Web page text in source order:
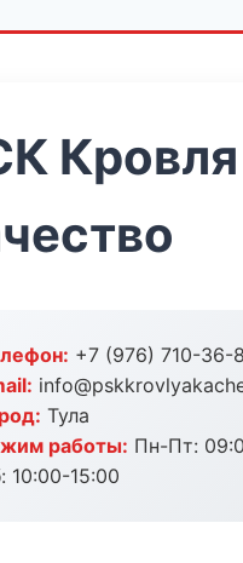
Кровля
+7 (976) 710-36-
Тула
работы: Пн-Пт:
10:00-15:00